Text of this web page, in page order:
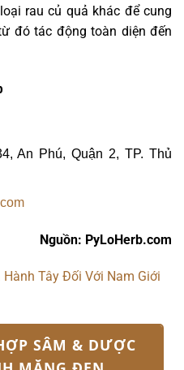
rau củ quả khác để cung
đó tác động toàn diện đến
An Phú, Quận 2, TP. Thủ
Nguồn: PyLoHerb.com
Hành Tây Đối Với Nam Giới
SÂM & DƯỢC